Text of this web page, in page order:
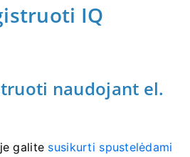
IQ
naudojant el.
galite susikurti spustelėdami